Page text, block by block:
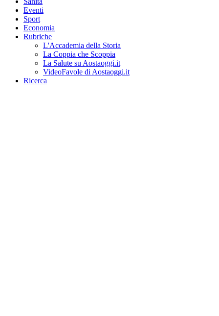
Eventi
Sport
Economia
Rubriche
L'Accademia della Storia
La Coppia che Scoppia
La Salute su Aostaoggi.it
VideoFavole di Aostaoggi.it
Ricerca